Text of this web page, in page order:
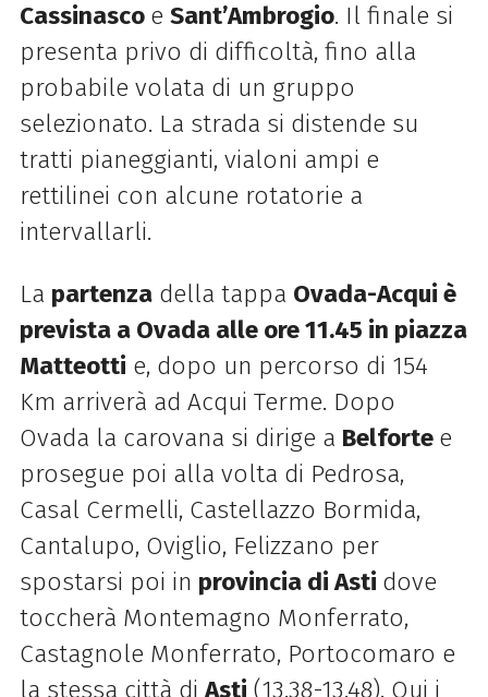
Cassinasco e Sant’Ambrogio. Il finale si
presenta privo di difficoltà, fino alla
probabile volata di un gruppo
selezionato. La strada si distende su
tratti pianeggianti, vialoni ampi e
rettilinei con alcune rotatorie a
intervallarli.
La partenzadella tappa Ovada-Acqui è
prevista a Ovada alle ore 11.45 in piazza
Matteotti e, dopo un percorso di 154
Km arriverà ad Acqui Terme. Dopo
Ovada la carovana si dirige a Belforte e
prosegue poi alla volta di Pedrosa,
Casal Cermelli, Castellazzo Bormida,
Cantalupo, Oviglio, Felizzano per
spostarsi poi in provincia di Asti dove
toccherà Montemagno Monferrato,
Castagnole Monferrato, Portocomaro e
la stessa città di Asti (13.38-13.48). Qui i